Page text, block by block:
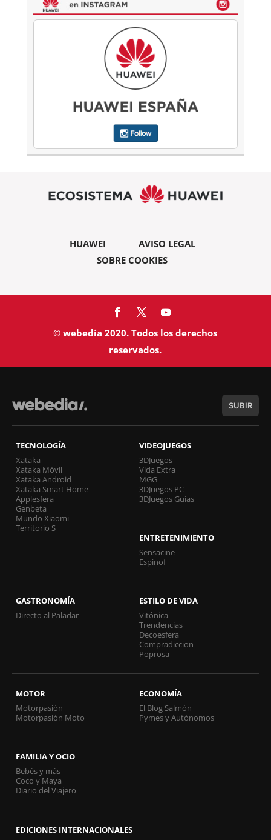
HUAWEI
AVISO LEGAL
SOBRE COOKIES
© webedia 2020. Todos los derechos
reservados.
SUBIR
TECNOLOGÍA
Xataka
Xataka Móvil
Xataka Android
Xataka Smart Home
Applesfera
Genbeta
Mundo Xiaomi
Territorio S
VIDEOJUEGOS
3DJuegos
Vida Extra
MGG
3DJuegos PC
3DJuegos Guías
ENTRETENIMIENTO
Sensacine
Espinof
GASTRONOMÍA
Directo al Paladar
ESTILO DE VIDA
Vitónica
Trendencias
Decoesfera
Compradiccion
Poprosa
MOTOR
Motorpasión
Motorpasión Moto
ECONOMÍA
El Blog Salmón
Pymes y Autónomos
FAMILIA Y OCIO
Bebés y más
Coco y Maya
Diario del Viajero
EDICIONES INTERNACIONALES